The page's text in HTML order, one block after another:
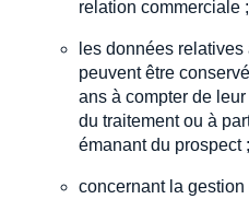
relation commerciale ;
les données
peuvent être
ans à compter de
du traitement ou à
émanant du prospect ;
concernant la gestion